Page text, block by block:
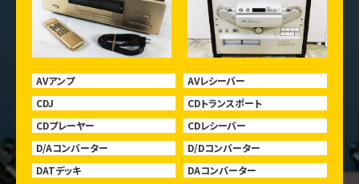
AVアンプ
AVレシーバー
CDJ
CDトランスポート
CDプレーヤー
CDレシーバー
D/Aコンバーター
D/Dコンバーター
DATデッキ
DAコンバーター